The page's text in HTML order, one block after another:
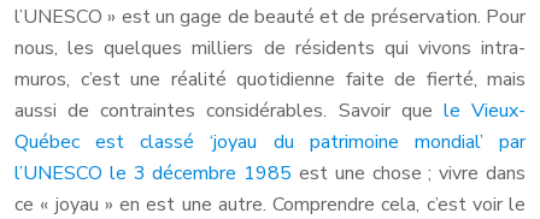
l’UNESCO » est un gage de beauté et de préservation. Pour
nous, les quelques milliers de résidents qui vivons intra-
muros, c’est une réalité quotidienne faite de fierté, mais
aussi de contraintes considérables. Savoir que le Vieux-
Québec est classé ‘joyau du patrimoine mondial’ par
l’UNESCO le 3 décembre 1985 est une chose ; vivre dans
ce « joyau » en est une autre. Comprendre cela, c’est voir le